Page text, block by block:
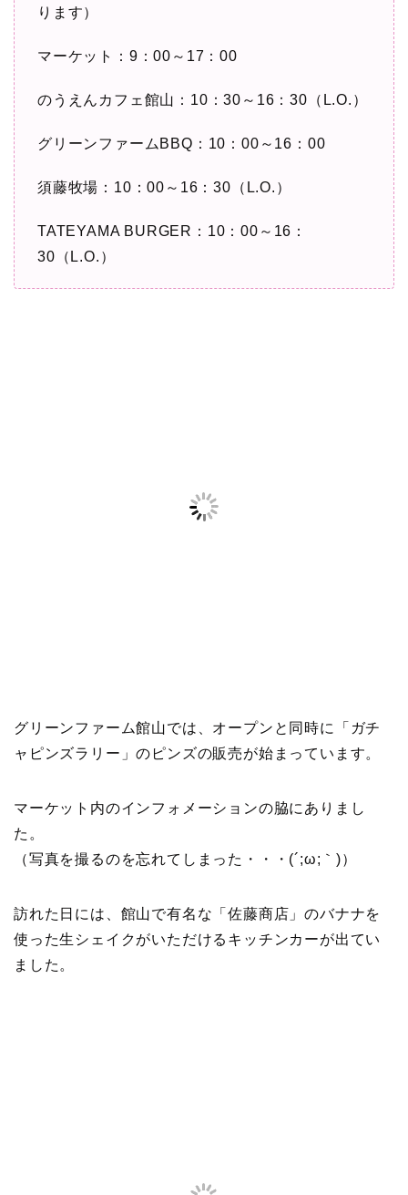
ります）
マーケット：9：00～17：00
のうえんカフェ館山：10：30～16：30（L.O.）
グリーンファームBBQ：10：00～16：00
須藤牧場：10：00～16：30（L.O.）
TATEYAMA BURGER：10：00～16：
30（L.O.）
グリーンファーム館山では、オープンと同時に「ガチ
ャピンズラリー」のピンズの販売が始まっています。
マーケット内のインフォメーションの脇にありまし
た。
（写真を撮るのを忘れてしまった・・・(´;ω;｀)）
訪れた日には、館山で有名な「佐藤商店」のバナナを
使った生シェイクがいただけるキッチンカーが出てい
ました。